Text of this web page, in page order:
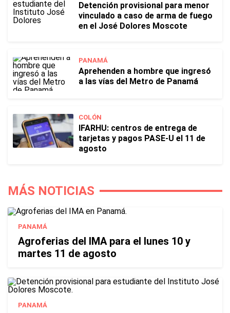
Detención provisional para menor
vinculado a caso de arma de fuego
en el José Dolores Moscote
PANAMÁ
Aprehenden a hombre que ingresó
a las vías del Metro de Panamá
COLÓN
IFARHU: centros de entrega de
tarjetas y pagos PASE-U el 11 de
agosto
MÁS NOTICIAS
PANAMÁ
Agroferias del IMA para el lunes 10 y
martes 11 de agosto
PANAMÁ